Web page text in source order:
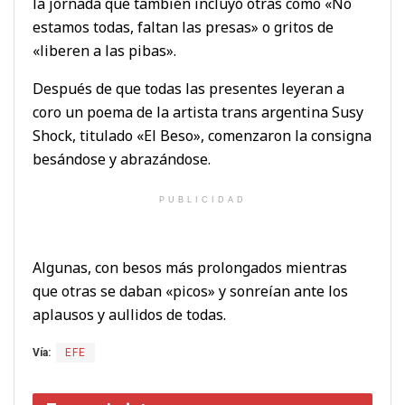
estamos todas, faltan las presas» o gritos de
«liberen a las pibas».
Después de que todas las presentes leyeran a
coro un poema de la artista trans argentina Susy
Shock, titulado «El Beso», comenzaron la consigna
besándose y abrazándose.
PUBLICIDAD
Algunas, con besos más prolongados mientras
que otras se daban «picos» y sonreían ante los
aplausos y aullidos de todas.
Vía: EFE